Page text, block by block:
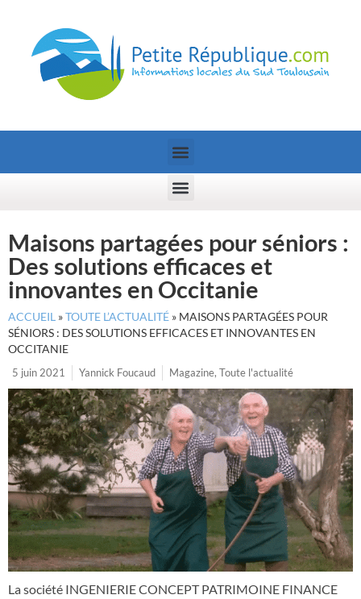
Maisons partagées pour séniors :
Des solutions efficaces et
innovantes en Occitanie
ACCUEIL »TOUTE L’ACTUALITÉ » MAISONS PARTAGÉES POUR
SÉNIORS : DES SOLUTIONS EFFICACES ET INNOVANTES EN
OCCITANIE
5 juin 2021
Yannick Foucaud Magazine, Toute l'actualité
La société INGENIERIE CONCEPT PATRIMOINE FINANCE